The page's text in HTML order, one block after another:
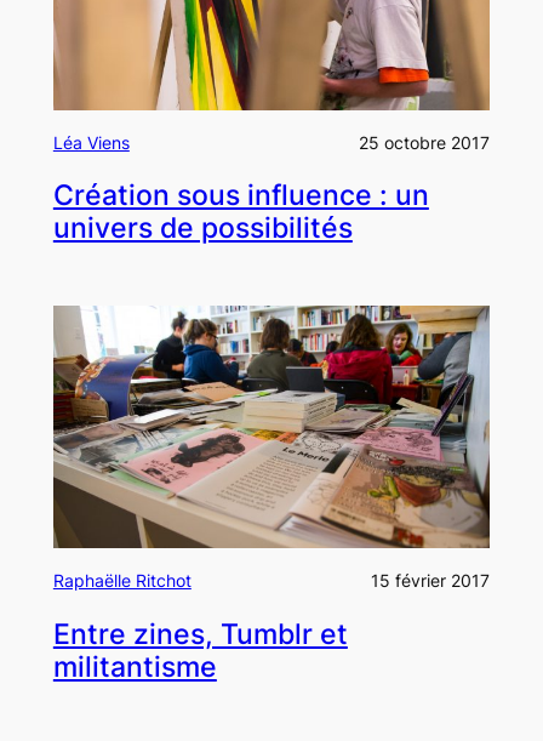
Léa Viens 25 octobre 2017
Création sous influence : un
univers de possibilités
Raphaëlle Ritchot 15 février 2017
Entre zines, Tumblr et
militantisme